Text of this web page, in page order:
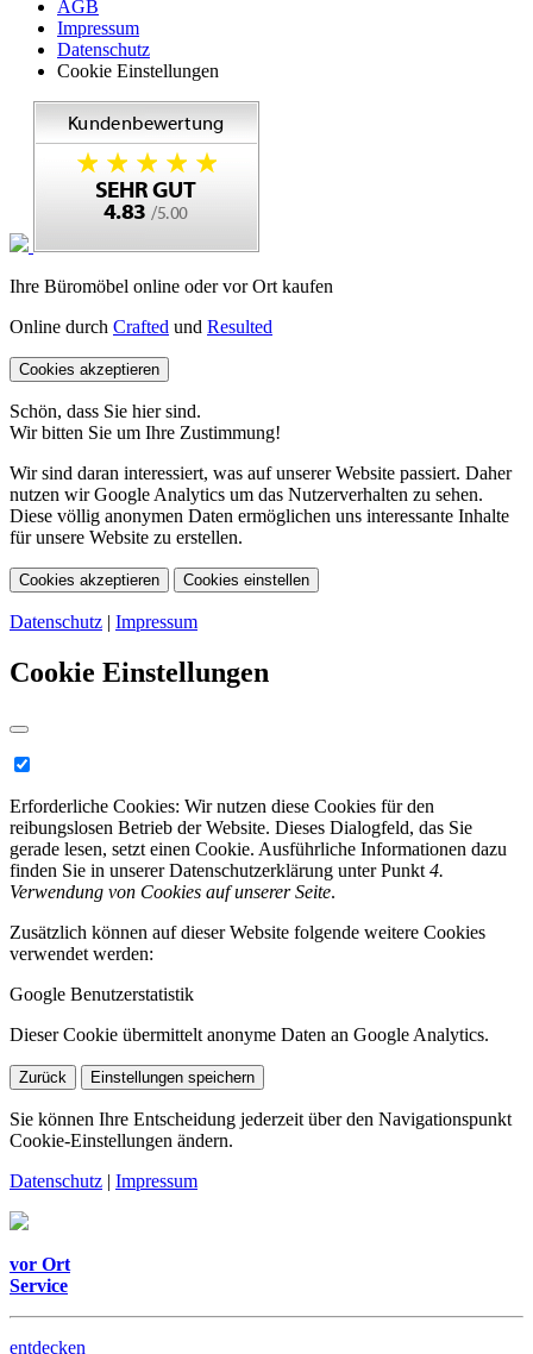
AGB
Impressum
Datenschutz
Cookie Einstellungen
Ihre Büromöbel online oder vor Ort kaufen
Online durch Crafted und Resulted
Cookies akzeptieren
Schön, dass Sie hier sind.
Wir bitten Sie um Ihre Zustimmung!
Wir sind daran interessiert, was auf unserer Website passiert. Daher
nutzen wir Google Analytics um das Nutzerverhalten zu sehen.
Diese völlig anonymen Daten ermöglichen uns interessante Inhalte
für unsere Website zu erstellen.
Cookies akzeptieren Cookies einstellen
Datenschutz | Impressum
Cookie Einstellungen
Erforderliche Cookies: Wir nutzen diese Cookies für den
reibungslosen Betrieb der Website. Dieses Dialogfeld, das Sie
gerade lesen, setzt einen Cookie. Ausführliche Informationen dazu
finden Sie in unserer Datenschutzerklärung unter Punkt 4.
Verwendung von Cookies auf unserer Seite.
Zusätzlich können auf dieser Website folgende weitere Cookies
verwendet werden:
Google Benutzerstatistik
Dieser Cookie übermittelt anonyme Daten an Google Analytics.
Zurück Einstellungen speichern
Sie können Ihre Entscheidung jederzeit über den Navigationspunkt
Cookie-Einstellungen ändern.
Datenschutz | Impressum
vor Ort
Service
entdecken